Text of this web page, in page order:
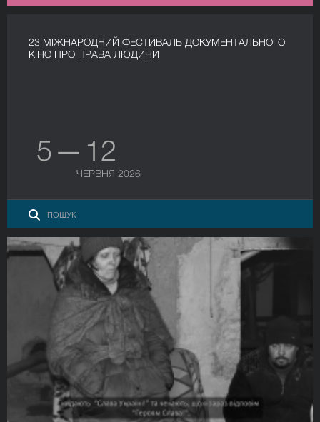
23 МІЖНАРОДНИЙ ФЕСТИВАЛЬ ДОКУМЕНТАЛЬНОГО
КІНО ПРО ПРАВА ЛЮДИНИ
5 — 12
ЧЕРВНЯ 2026